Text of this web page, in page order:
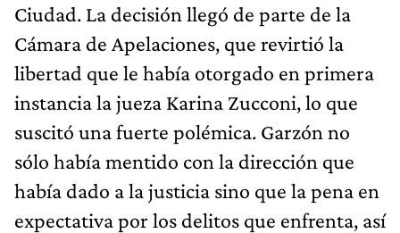
Ciudad. La decisión llegó de parte de la
Cámara de Apelaciones, que revirtió la
libertad que le había otorgado en primera
instancia la jueza Karina Zucconi, lo que
suscitó una fuerte polémica. Garzón no
sólo había mentido con la dirección que
había dado a la justicia sino que la pena en
expectativa por los delitos que enfrenta, así